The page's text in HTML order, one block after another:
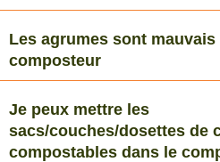
Les agrumes sont mauvais
composteur
Je peux mettre les
sacs/couches/dosettes de
compostables dans le